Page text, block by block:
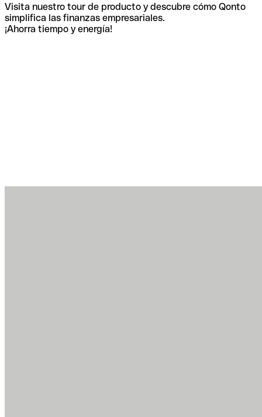
Visita nuestro tour de producto y descubre cómo Qonto
simplifica las finanzas empresariales.
¡Ahorra tiempo y energía!